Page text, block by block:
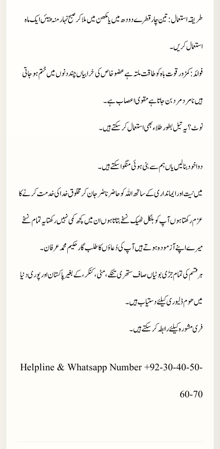
طریقہ استعمال: تین چار قطرے دودھ میں یا مکھن میں ملا کر صبح نہار منہ پیئں ایک ماہ
استعمال کریں۔
فوائد: کمزور قوت باہ کو طاقت ملتہ ہے عضو خاص کی خرابیاں چند دنوں میں ختم ہو جاتی
ہیں نامرد مرد بن جاتا ہے مقوی اعصاب ہے۔
نوٹ؟ یہ تیل بطور طلاء بھی استعمال کر سکتے ہیں۔
دوا خود بنا لیں یاں ہم سے بنی ہوئی منگوا سکتے ہیں۔
میں نیت اور ایمانداری کے ساتھ اللہ کو حاضر ناضر جان کر مخلوق خدا کی خدمت کرنے کا
عزم رکھتا ہوں آپ کو بلکل ٹھیک نسخے بتاتا ہوں ان میں کچھ کمی نہیں رکھتا یہ تمام نسخے
میرے اپنے آزمودہ ہوتے ہیں آپ کی دُعاؤں کا طلب گار حکیم محمد عرفان۔
ہر قسم کی تمام جڑی بوٹیاں صاف ستھری تنکے، مٹی، کنکر، کے بغیر پاکستان اور پوری دنیا
میں ھوم ڈلیوری کیلئے دستیاب ہیں ۔
فری مشورہ کیلئے رابطہ کر سکتے ہیں۔
Helpline & Whatsapp Number +92-30-40-50-
60-70